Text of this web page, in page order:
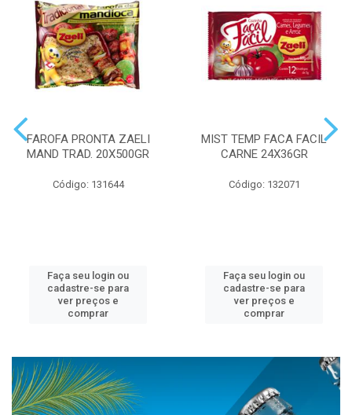
FAROFA PRONTA ZAELI
MAND TRAD. 20X500GR
Código: 131644
Faça seu login ou
cadastre-se para
ver preços e
comprar
MIST TEMP FACA FACIL
CARNE 24X36GR
Código: 132071
Faça seu login ou
cadastre-se para
ver preços e
comprar